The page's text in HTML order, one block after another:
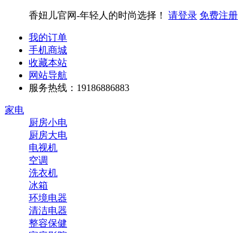
香妞儿官网-年轻人的时尚选择！ 请登录 免费注册
我的订单
手机商城
收藏本站
网站导航
服务热线：19186886883
家电
厨房小电
厨房大电
电视机
空调
洗衣机
冰箱
环境电器
清洁电器
整容保健